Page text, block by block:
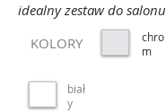
idealny zestaw do salonu
KOLORY
chro
m
biał
y